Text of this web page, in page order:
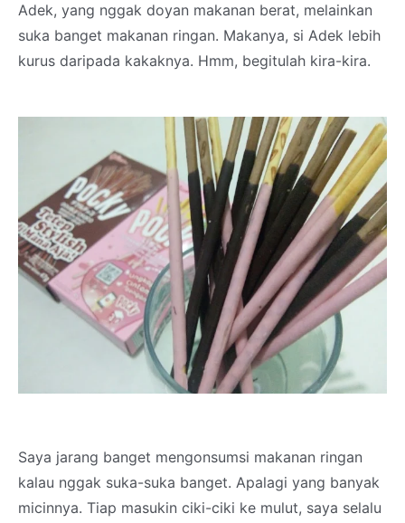
Adek, yang nggak doyan makanan berat, melainkan
suka banget makanan ringan. Makanya, si Adek lebih
kurus daripada kakaknya. Hmm, begitulah kira-kira.
Saya jarang banget mengonsumsi makanan ringan
kalau nggak suka-suka banget. Apalagi yang banyak
micinnya. Tiap masukin ciki-ciki ke mulut, saya selalu